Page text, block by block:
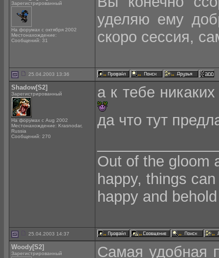
Зарегистрированный
На форумах с октября 2002
Местонахождение:
Сообщений: 31
уделяю ему
скоро сессия,
25.04.2003 13:36
Shadow[S2]
Зарегистрированный
На форумах с Aug 2002
Местонахождение: Krasnodar,
Russia
Сообщений: 270
а к тебе
да что тут
Out of the gloom
happy, things
happy and
25.04.2003 14:37
Woody[S2]
Зарегистрированный
Самая удобная